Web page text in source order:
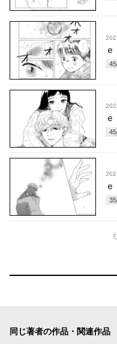
45
45
35
同じ著者の作品・関連作品